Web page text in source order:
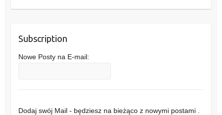
Subscription
Nowe Posty na E-mail:
Dodaj swój Mail - będziesz na bieżąco z nowymi postami .